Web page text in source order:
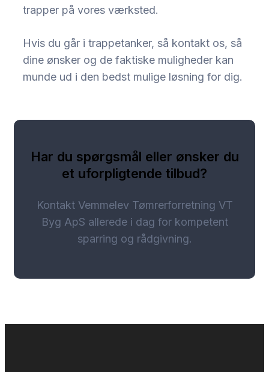
trapper på vores værksted.
Hvis du går i trappetanker, så kontakt os, så
dine ønsker og de faktiske muligheder kan
munde ud i den bedst mulige løsning for dig.
Har du spørgsmål eller ønsker du
et uforpligtende tilbud?
Kontakt Vemmelev Tømrerforretning VT
Byg ApS allerede i dag for kompetent
sparring og rådgivning.